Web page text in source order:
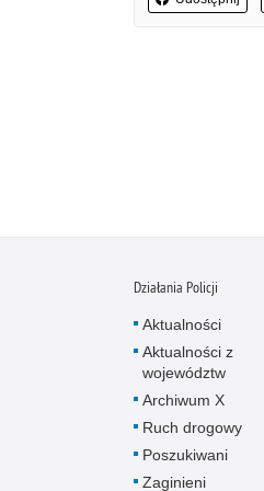
Działania Policji
Aktualności
Aktualności z
województw
Archiwum X
Ruch drogowy
Poszukiwani
Zaginieni